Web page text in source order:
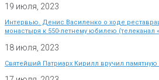
19 июля, 2023
Интервью. Денис Василенко о ходе
монастыря к 550-летнему юбилею (телеканал
18 июля, 2023
Святейший Патриарх Кирилл вручил